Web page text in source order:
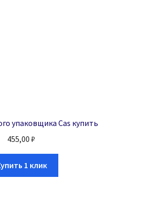
упаковщика Cas купить
455,00₽
1 клик